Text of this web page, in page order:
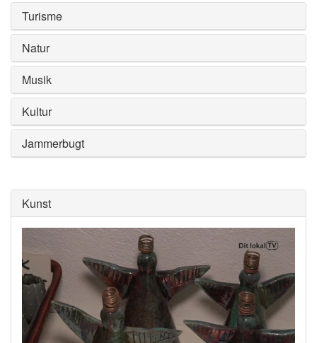
Turisme
Natur
Musik
Kultur
Jammerbugt
Kunst